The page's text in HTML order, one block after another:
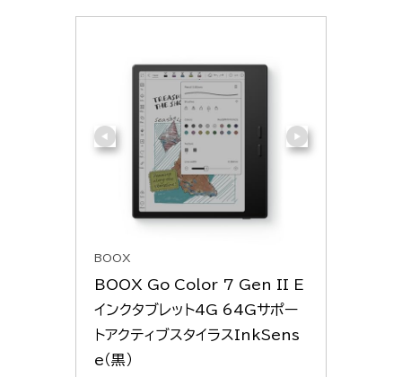
BOOX
BOOX Go Color 7 Gen II E
インクタブレット4G 64Gサポー
トアクティブスタイラスInkSens
e（黒）